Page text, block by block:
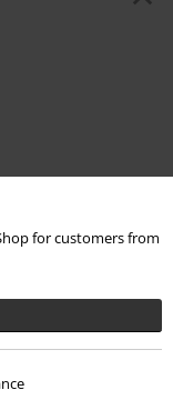
for customers from